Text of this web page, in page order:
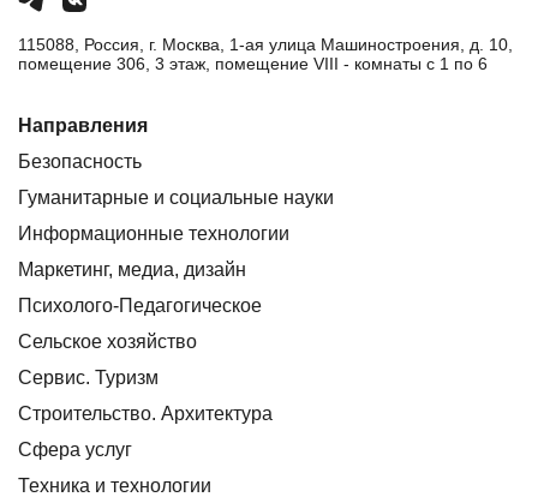
115088, Россия, г. Москва, 1-ая улица Машиностроения, д. 10,
помещение 306, 3 этаж, помещение VIII - комнаты с 1 по 6
Направления
Безопасность
Гуманитарные и социальные науки
Информационные технологии
Маркетинг, медиа, дизайн
Психолого-Педагогическое
Сельское хозяйство
Сервис. Туризм
Строительство. Архитектура
Сфера услуг
Техника и технологии